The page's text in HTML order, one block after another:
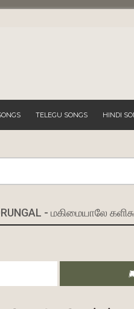
TELEGU SONGS HINDI
- மகிமையாலே